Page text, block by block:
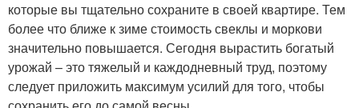
которые вы тщательно сохраните в своей квартире. Тем
более что ближе к зиме стоимость свеклы и моркови
значительно повышается. Сегодня вырастить богатый
урожай – это тяжелый и каждодневный труд, поэтому
следует приложить максимум усилий для того, чтобы